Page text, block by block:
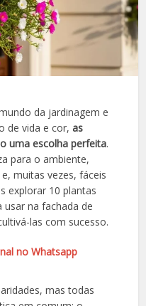
da jardinagem e
de vida e cor,as
uma escolha perfeita.
para o ambiente,
muitas vezes, fáceis
explorar 10 plantas
na fachada de
las com sucesso.
no Whatsapp
mas todas